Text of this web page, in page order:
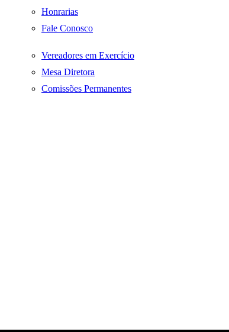
Honrarias
Fale Conosco
Vereadores em Exercício
Mesa Diretora
Comissões Permanentes